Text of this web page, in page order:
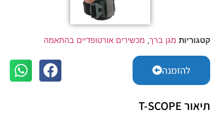
קטגוריות מגן ברך, מכשירים אורטופדיים בהתאמה
להזמנה
תיאור T-SCOPE